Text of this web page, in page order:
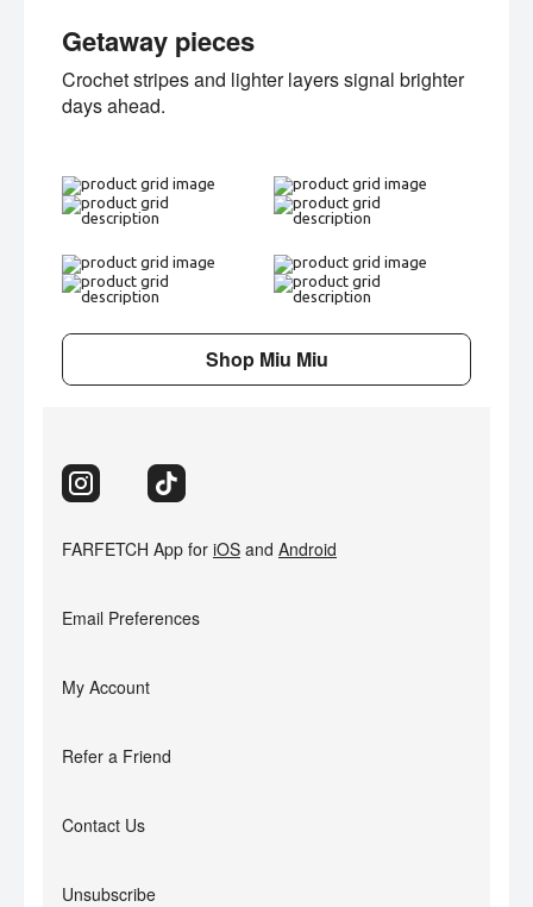
Getaway pieces
Crochet stripes and lighter layers signal brighter
days ahead.
Shop Miu Miu
FARFETCH App for iOS and Android
Email Preferences
My Account
Refer a Friend
Contact Us
Unsubscribe